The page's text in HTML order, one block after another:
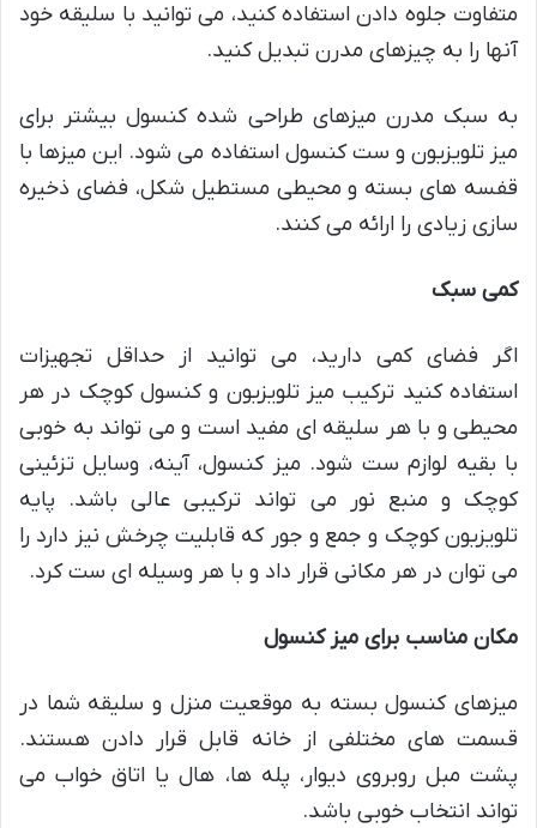
متفاوت جلوه دادن استفاده کنید، می توانید با سلیقه خود
آنها را به چیزهای مدرن تبدیل کنید.
به سبک مدرن میزهای طراحی شده کنسول بیشتر برای
میز تلویزیون و ست کنسول استفاده می شود. این میزها با
قفسه های بسته و محیطی مستطیل شکل، فضای ذخیره
سازی زیادی را ارائه می کنند.
کمی سبک
اگر فضای کمی دارید، می توانید از حداقل تجهیزات
استفاده کنید ترکیب میز تلویزیون و کنسول کوچک در هر
محیطی و با هر سلیقه ای مفید است و می تواند به خوبی
با بقیه لوازم ست شود. میز کنسول، آینه، وسایل تزئینی
کوچک و منبع نور می تواند ترکیبی عالی باشد. پایه
تلویزیون کوچک و جمع و جور که قابلیت چرخش نیز دارد را
می توان در هر مکانی قرار داد و با هر وسیله ای ست کرد.
مکان مناسب برای میز کنسول
میزهای کنسول بسته به موقعیت منزل و سلیقه شما در
قسمت های مختلفی از خانه قابل قرار دادن هستند.
پشت مبل روبروی دیوار، پله ها، هال یا اتاق خواب می
تواند انتخاب خوبی باشد.